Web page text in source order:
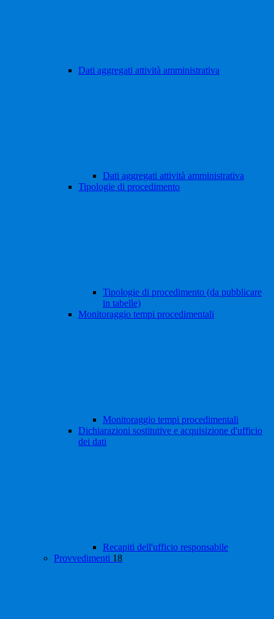
Dati aggregati attività amministrativa
Dati aggregati attività amministrativa
Tipologie di procedimento
Tipologie di procedimento (da pubblicare
in tabelle)
Monitoraggio tempi procedimentali
Monitoraggio tempi procedimentali
Dichiarazioni sostitutive e acquisizione d'ufficio
dei dati
Recapiti dell'ufficio responsabile
Provvedimenti 18